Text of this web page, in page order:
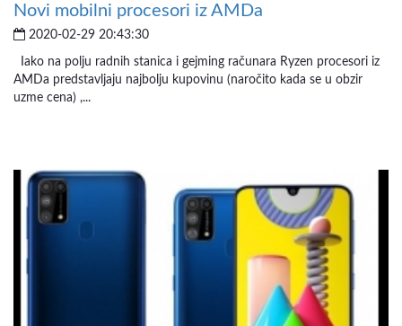
Novi mobilni procesori iz AMDa
2020-02-29 20:43:30
Iako na polju radnih stanica i gejming računara Ryzen procesori iz
AMDa predstavljaju najbolju kupovinu (naročito kada se u obzir
uzme cena) ,...